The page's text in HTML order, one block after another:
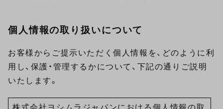
個人情報の取り扱いについて
お客様からご提示いただく個人情報を、どのように利
用し、保護・管理するかについて、下記の通りご説明
いたします。